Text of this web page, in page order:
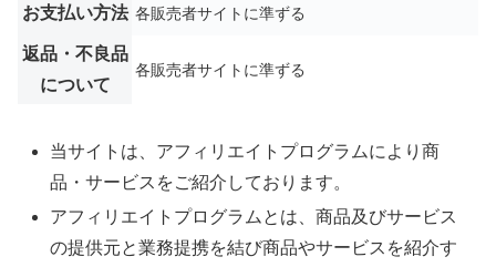
お支払い方法 各販売者サイトに準ずる
返品・不良品
について
各販売者サイトに準ずる
当サイトは、アフィリエイトプログラムにより商
品・サービスをご紹介しております。
アフィリエイトプログラムとは、商品及びサービス
の提供元と業務提携を結び商品やサービスを紹介す